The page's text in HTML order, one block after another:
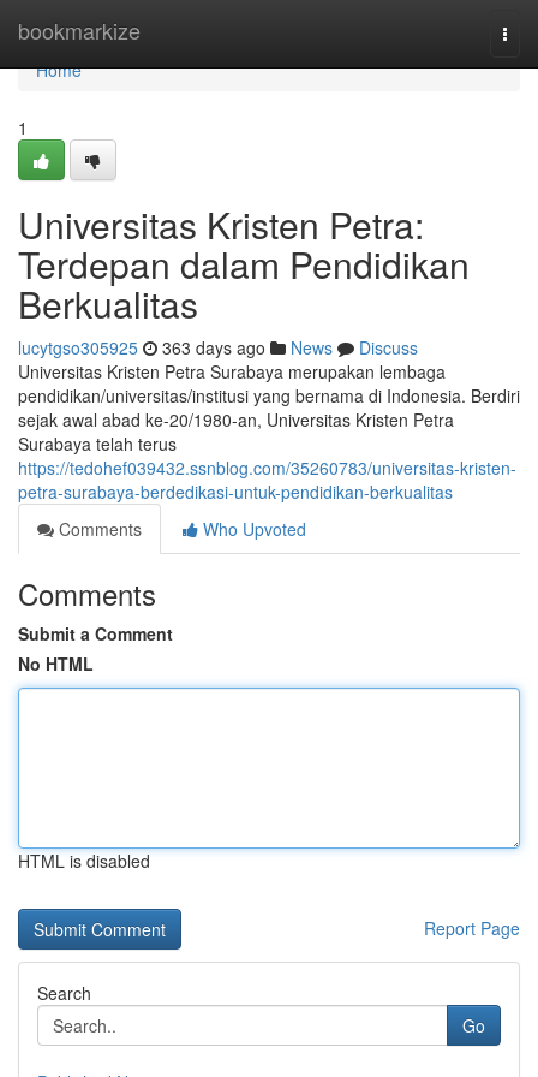
bookmarkize
Home
Home
1
Universitas Kristen Petra:
Terdepan dalam Pendidikan
Berkualitas
lucytgso305925 363 days ago News
Discuss
Universitas Kristen Petra Surabaya merupakan lembaga
pendidikan/universitas/institusi yang bernama di Indonesia. Berdiri
sejak awal abad ke-20/1980-an, Universitas Kristen Petra
Surabaya telah terus
https://tedohef039432.ssnblog.com/35260783/universitas-kristen-
petra-surabaya-berdedikasi-untuk-pendidikan-berkualitas
Comments
Who Upvoted
Comments
Submit a Comment
No HTML
HTML is disabled
Report Page
Search
Go